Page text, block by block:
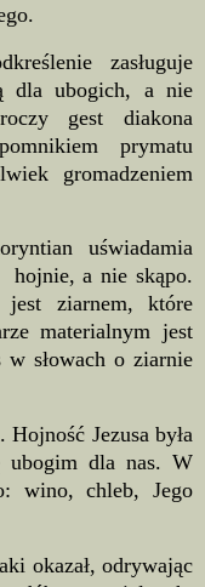
zasługuje
dla ubogich, a nie
gest diakona
prymatu
gromadzeniem
uświadamia
hojnie, a nie skąpo.
ziarnem, które
materialnym jest
w słowach o ziarnie
Jezusa była
ubogim dla nas. W
wino, chleb, Jego
okazał, odrywając